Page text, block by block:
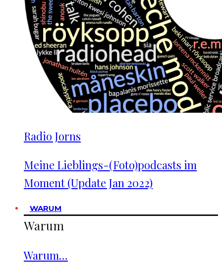
Radio Jorns
Meine Lieblings-(Foto)podcasts im
Moment (Update Jan 2022)
WARUM
Warum
Warum…